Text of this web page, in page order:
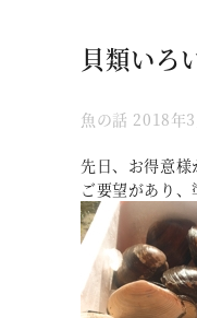
貝類いろ
魚の話 2018年
先日、お得意様
ご要望があり、